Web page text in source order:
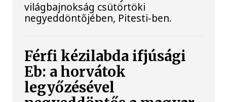
világbajnokság csütörtöki
negyeddöntőjében, Pitesti-ben.
Férfi kézilabda ifjúsági
Eb: a horvátok
legyőzésével